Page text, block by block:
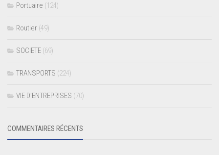
Portuaire (124)
Routier (49)
SOCIETE (69)
TRANSPORTS (224)
VIE D’ENTREPRISES (70)
COMMENTAIRES RÉCENTS